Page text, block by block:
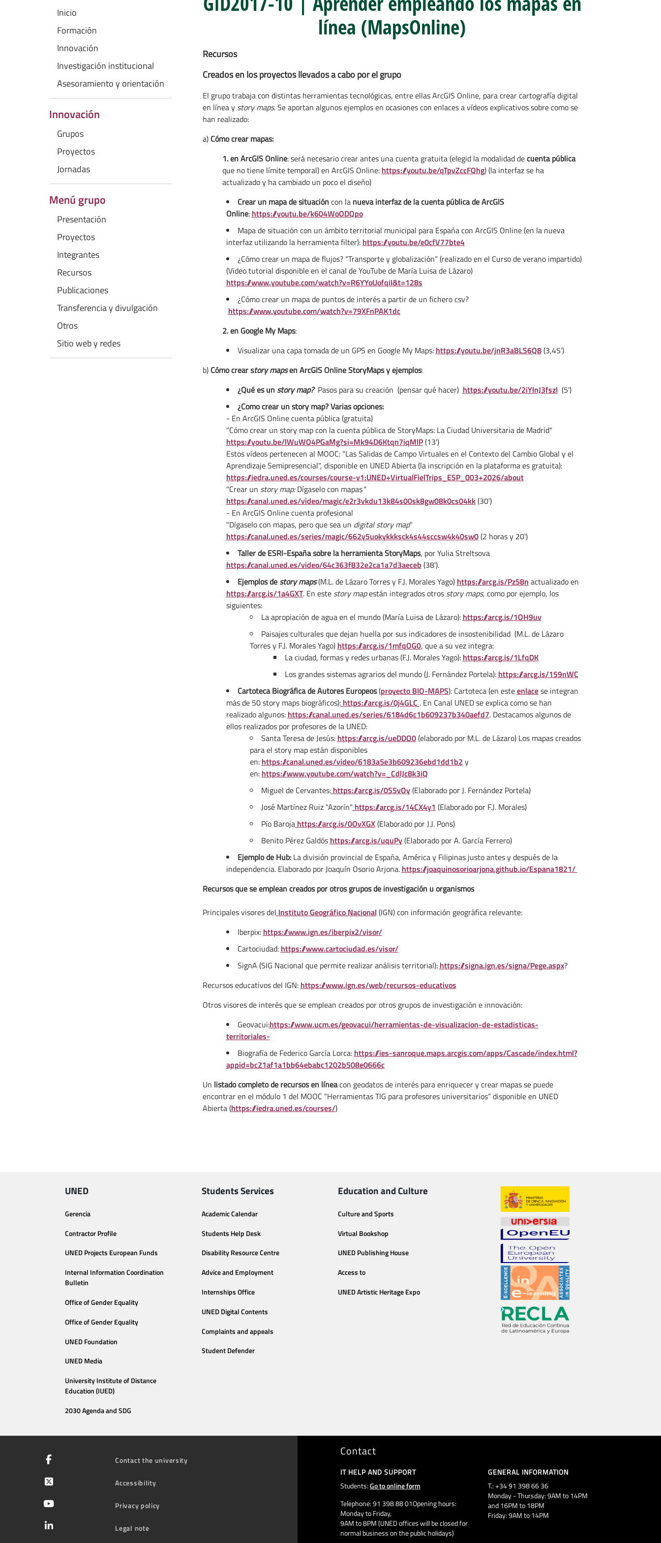
Inicio
Formación
Innovación
Investigación institucional
Asesoramiento y orientación
Innovación
Grupos
Proyectos
Jornadas
Menú grupo
Presentación
Proyectos
Integrantes
Recursos
Publicaciones
Transferencia y divulgación
Otros
Sitio web y redes
línea (MapsOnline)
Recursos
Creados en los proyectos llevados a cabo por el grupo
El grupo trabaja con distintas herramientas tecnológicas, entre ellas ArcGIS Online, para crear cartografía digital
en línea y story maps. Se aportan algunos ejemplos en ocasiones con enlaces a vídeos explicativos sobre como se
han realizado:
a) Cómo crear mapas:
1. en ArcGIS Online: será necesario crear antes una cuenta gratuita (elegid la modalidad decuenta pública
que no tiene límite temporal) en ArcGIS Online: https://youtu.be/qTpvZccFQhg) (la interfaz se ha
actualizado y ha cambiado un poco el diseño)
Crear un mapa de situacióncon la nueva interfaz de la cuenta pública de ArcGIS
Online: https://youtu.be/k604WoODQpo
Mapa de situación con un ámbito territorial municipal para España con ArcGIS Online (en la nueva
interfaz utilizando la herramienta filter): https://youtu.be/e0cfV77bte4
¿Cómo crear un mapa de flujos? “Transporte y globalización” (realizado en el Curso de verano impartido)
(Video tutorial disponible en el canal de YouTube de María Luisa de Lázaro)
https://www.youtube.com/watch?v=R6YYoUofqiI&t=128s
¿Cómo crear un mapa de puntos de interés a partir de un fichero csv?
https://www.youtube.com/watch?v=79XFnPAK1dc
2. en Google My Maps:
Visualizar una capa tomada de un GPS en Google My Maps: https://youtu.be/jnR3aBLS6Q8(3,45')
b) Cómo crear story mapsen ArcGIS Online StoryMaps y ejemplos:
¿Qué es un story map? Pasos para su creación (pensar qué hacer) https://youtu.be/2iYlnJ3fszI (5')
¿Como crear un story map? Varias opciones:
- En ArcGIS Online cuenta pública (gratuita)
"Cómo crear un story map con la cuenta pública de StoryMaps: La Ciudad Universitaria de Madrid"
https://youtu.be/lWuWO4PGaMg?si=Mk94D6Ktqn7iqMlP(13')
Estos vídeos pertenecen al MOOC: "Las Salidas de Campo Virtuales en el Contexto del Cambio Global y el
Aprendizaje Semipresencial", disponible en UNED Abierta (la inscripción en la plataforma es gratuita):
https://iedra.uned.es/courses/course-v1:UNED+VirtualFielTrips_ESP_003+2026/about
"Crear un story map:Dígaselo con mapas"
https://canal.uned.es/video/magic/e2r3vkdu13k84s00sk8gw08k0cs04kk(30')
- En ArcGIS Online cuenta profesional
"Dígaselo con mapas, pero que sea un digital story map"
https://canal.uned.es/series/magic/662y5uokykkksck4s44sccsw4k40sw0(2 horas y 20')
Taller de ESRI-España sobre la herramienta StoryMaps, por Yulia Streltsova
https://canal.uned.es/video/64c363f832e2ca1a7d3aeceb (38').
Ejemplos destory maps(M.L. de Lázaro Torres y F.J. Morales Yago) https://arcg.is/Pz58n actualizado en
https://arcg.is/1a4GXT. En estestory mapestán integrados otros story maps, como por ejemplo, los
siguientes:
La apropiación de agua en el mundo (María Luisa de Lázaro): https://arcg.is/1OH9uv
Paisajes culturales que dejan huella por sus indicadores de insostenibilidad (M.L. de Lázaro
Torres y F.J. Morales Yago) https://arcg.is/1mfqOG0, que a su vez integra:
La ciudad, formas y redes urbanas (F.J. Morales Yago): https://arcg.is/1LfqDK
Los grandes sistemas agrarios del mundo (J. Fernández Portela): https://arcg.is/159nWC
Cartoteca Biográfica de Autores Europeos(proyecto BIO-MAPS): Cartoteca (en esteenlacese integran
más de 50 story maps biográficos):https://arcg.is/0j4GLC . En Canal UNED se explica como se han
realizado algunos: https://canal.uned.es/series/6184d6c1b609237b340aefd7. Destacamos algunos de
ellos realizados por profesores de la UNED:
Santa Teresa de Jesús: https://arcg.is/ueDDO0(elaborado por M.L. de Lázaro) Los mapas creados
para el story map están disponibles
en: https://canal.uned.es/video/6183a5e3b609236ebd1dd1b2 y
en: https://www.youtube.com/watch?v=_CdlJc8k3iQ
Miguel de Cervantes:https://arcg.is/0S5vOy(Elaborado por J. Fernández Portela)
José Martínez Ruiz "Azorín" https://arcg.is/14CX4y1 (Elaborado por F.J. Morales)
Pío Barojahttps://arcg.is/0OvXGX(Elaborado por J.J. Pons)
Benito Pérez Galdós https://arcg.is/uquPy(Elaborado por A. García Ferrero)
Ejemplo de Hub: La división provincial de España, América y Filipinas justo antes y después de la
independencia. Elaborado por Joaquín Osorio Arjona. https://joaquinosorioarjona.github.io/Espana1821/
Recursos que se emplean creados por otros grupos de investigación u organismos
Principales visores del Instituto Geográfico Nacional (IGN) con información geográfica relevante:
Iberpix: https://www.ign.es/iberpix2/visor/
Cartociudad: https://www.cartociudad.es/visor/
SignA (SIG Nacional que permite realizar análisis territorial): https://signa.ign.es/signa/Pege.aspx?
Recursos educativos del IGN: https://www.ign.es/web/recursos-educativos
Otros visores de interés que se emplean creados por otros grupos de investigación e innovación:
Geovacui:https://www.ucm.es/geovacui/herramientas-de-visualizacion-de-estadisticas-
territoriales-
Biografía de Federico García Lorca: https://ies-sanroque.maps.arcgis.com/apps/Cascade/index.html?
appid=bc21af1a1bb64ebabc1202b508e0666c
Un listado completo de recursos en líneacon geodatos de interés para enriquecer y crear mapas se puede
encontrar en el módulo 1 del MOOC “Herramientas TIG para profesores universitarios” disponible en UNED
Abierta (https://iedra.uned.es/courses/)
UNED
Gerencia
Contractor Profile
UNED Projects European Funds
Internal Information Coordination
Bulletin
Office of Gender Equality
Office of Gender Equality
UNED Foundation
UNED Media
University Institute of Distance
Education (IUED)
2030 Agenda and SDG
Students Services
Academic Calendar
Students Help Desk
Disability Resource Centre
Advice and Employment
Internships Office
UNED Digital Contents
Complaints and appeals
Student Defender
Education and Culture
Culture and Sports
Virtual Bookshop
UNED Publishing House
Access to
UNED Artistic Heritage Expo
Contact the university
Accessibility
Privacy policy
Legal note
Contact
IT HELP AND SUPPORT
Students:Go to online form
Telephone: 91 398 88 01Opening hours:
Monday to Friday,
9AM to 8PM (UNED offices will be closed for
normal business on the public holidays)
GENERAL INFORMATION
T.: +34 91 398 66 36
Monday - Thursday: 9AM to 14PM
and 16PM to 18PM
Friday: 9AM to 14PM